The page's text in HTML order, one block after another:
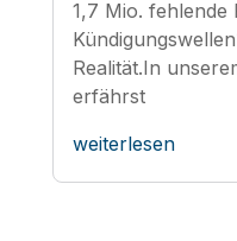
1,7 Mio. fehlende
Realität.In
erfährst
weiterlesen